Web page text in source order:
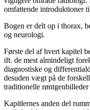
omfattende introduktioner
Bogen er delt op i thorax,
og neurologi.
Første del af hvert kapitel
ift. de mest almindeligt
diagnostiske og
desuden vægt på de
traditionelle
Kapitlernes anden del